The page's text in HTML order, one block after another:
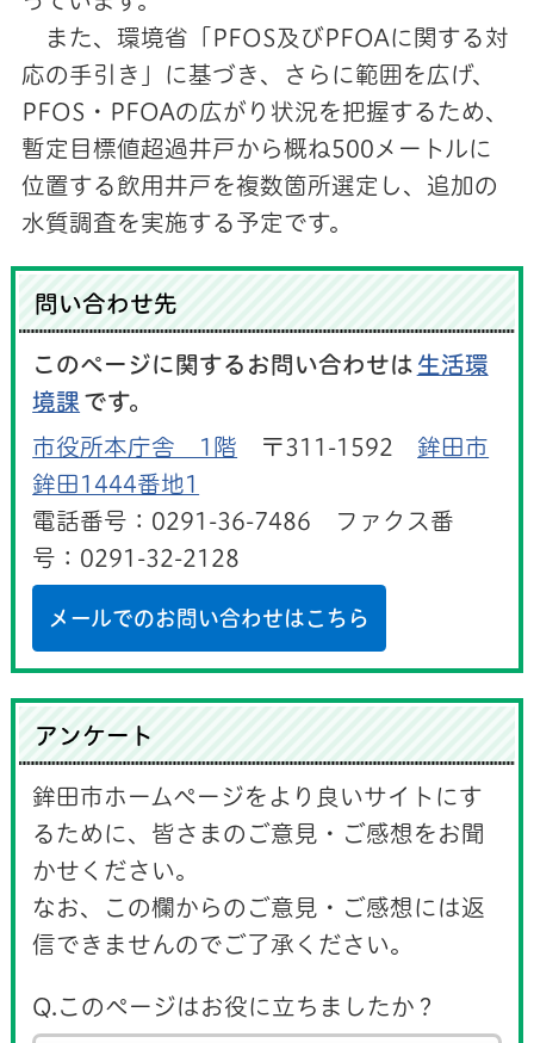
また、環境省「PFOS及びPFOAに関する対
応の手引き」に基づき、さらに範囲を広げ、
PFOS・PFOAの広がり状況を把握するため、
暫定目標値超過井戸から概ね500メートルに
位置する飲用井戸を複数箇所選定し、追加の
水質調査を実施する予定です。
問い合わせ先
このページに関するお問い合わせは 生活環
境課 です。
市役所本庁舎 1階 〒311-1592 鉾田市
鉾田1444番地1
電話番号：0291-36-7486 ファクス番
号：0291-32-2128
メールでのお問い合わせはこちら
アンケート
鉾田市ホームページをより良いサイトにす
るために、皆さまのご意見・ご感想をお聞
かせください。
なお、この欄からのご意見・ご感想には返
信できませんのでご了承ください。
Q.このページはお役に立ちましたか？